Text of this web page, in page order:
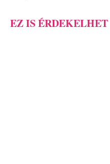
EZ IS ÉRDEKELHET